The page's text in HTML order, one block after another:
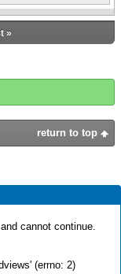
»
return to top
cannot continue.
(errno: 2)